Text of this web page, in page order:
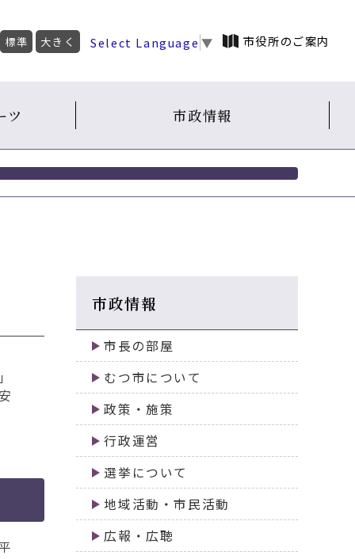
標準 大きく Select Language ▼ 市役所のご案内
ツ 市政情報
市政情報
市長の部屋
むつ市について
政策・施策
行政運営
選挙について
地域活動・市民活動
広報・広聴